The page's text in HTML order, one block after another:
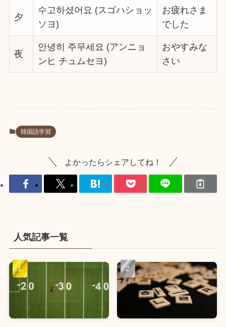
夕
수고하셨어요 (スゴハショッ
ソヨ)
お疲れさま
でした
夜
안녕히 주무세요 (アンニョ
ンヒ チュムセヨ)
おやすみな
さい
韓国語学習
よかったらシェアしてね！
人気記事一覧